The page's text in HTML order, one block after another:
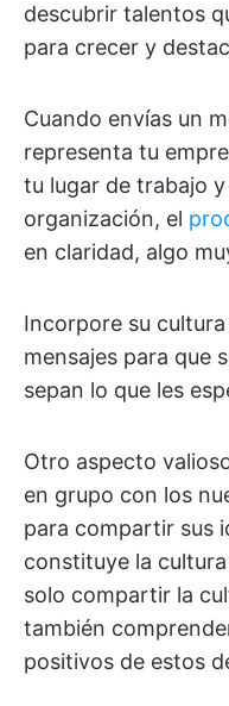
descubrir talentos
para crecer y
Cuando envías un
representa tu
tu lugar de trabajo
organización, el
en claridad, algo
Incorpore su
mensajes para que
sepan lo que les
Otro aspecto
en grupo con los
para compartir sus
constituye la
solo compartir la
también
positivos de estos